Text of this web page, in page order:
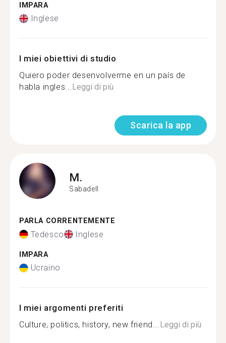
IMPARA
Inglese
I miei obiettivi di studio
Quiero poder desenvolverme en un país de
habla ingles...Leggi di più
Scarica la app
M.
Sabadell
PARLA CORRENTEMENTE
Tedesco Inglese
IMPARA
Ucraino
I miei argomenti preferiti
Culture, politics, history, new friend...Leggi di più